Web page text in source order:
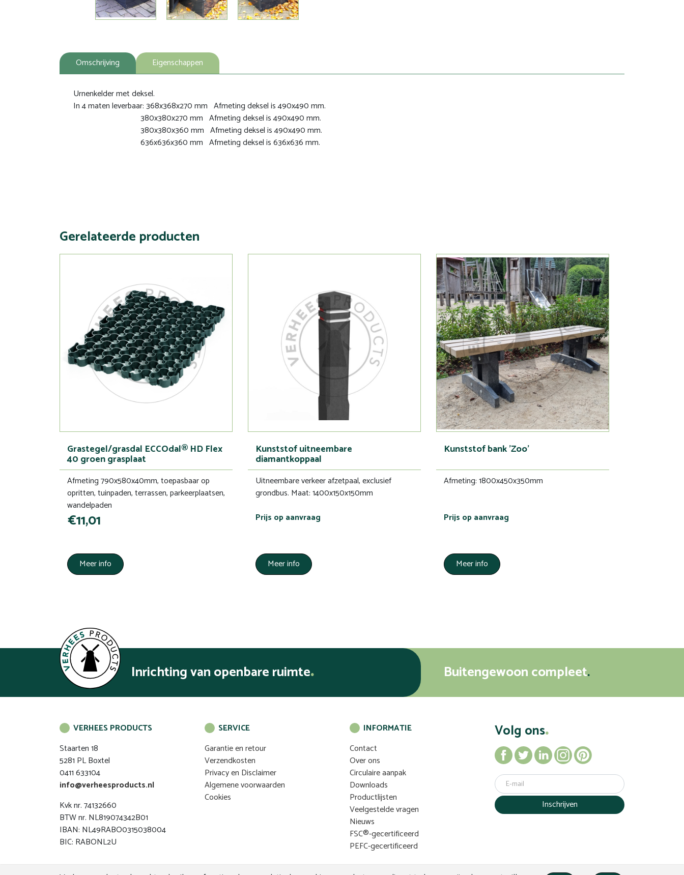
Omschrijving Eigenschappen
Urnenkelder met deksel.
In 4 maten leverbaar: 368x368x270 mm Afmeting deksel is 490x490 mm.
380x380x270 mm Afmeting deksel is 490x490 mm.
380x380x360 mm Afmeting deksel is 490x490 mm.
636x636x360 mm Afmeting deksel is 636x636 mm.
Gerelateerde producten
Grastegel/grasdal ECCOdal® HD Flex
40 groen grasplaat
Afmeting 790x580x40mm, toepasbaar op
opritten, tuinpaden, terrassen, parkeerplaatsen,
wandelpaden
€11,01
Meer info
Kunststof uitneembare
diamantkoppaal
Uitneembare verkeer afzetpaal, exclusief
grondbus. Maat: 1400x150x150mm
Prijs op aanvraag
Meer info
Kunststof bank 'Zoo'
Afmeting: 1800x450x350mm
Prijs op aanvraag
Meer info
Inrichting van openbare ruimte Buitengewoon compleet
VERHEES PRODUCTS
Staarten 18
5281 PL Boxtel
0411 633104
info@verheesproducts.nl
Kvk nr. 74132660
BTW nr. NL819074342B01
IBAN: NL49RABO0315038004
BIC: RABONL2U
SERVICE
Garantie en retour
Verzendkosten
Privacy en Disclaimer
Algemene voorwaarden
Cookies
INFORMATIE
Contact
Over ons
Circulaire aanpak
Downloads
Productlijsten
Veelgestelde vragen
Nieuws
FSC®-gecertificeerd
PEFC-gecertificeerd
Volg ons
Inschrijven